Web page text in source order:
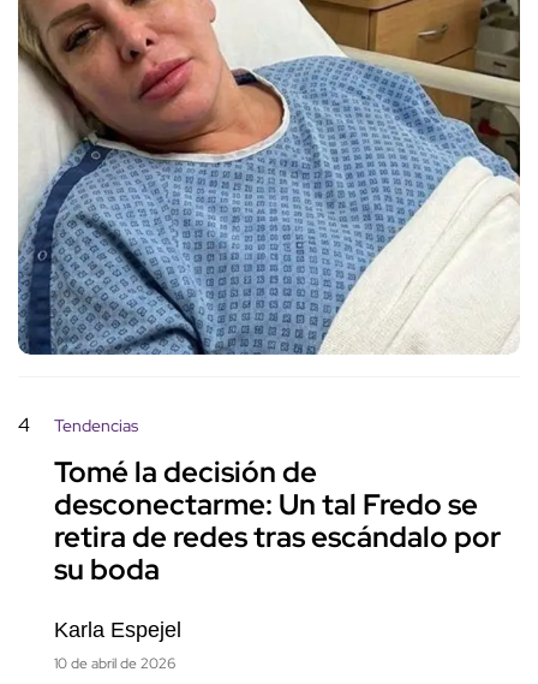
4 Tendencias
Tomé la decisión de
desconectarme: Un tal Fredo se
retira de redes tras escándalo por
su boda
Karla Espejel
10 de abril de 2026